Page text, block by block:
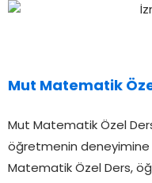
Mut Matematik
Mut Matematik Özel
öğretmenin deneyimine
Matematik Özel Ders,